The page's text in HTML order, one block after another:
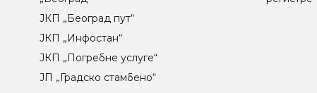
ЈКП „Београд пут“
ЈКП „Инфостан“
ЈКП „Погребне услуге“
ЈП „Градско стамбено“